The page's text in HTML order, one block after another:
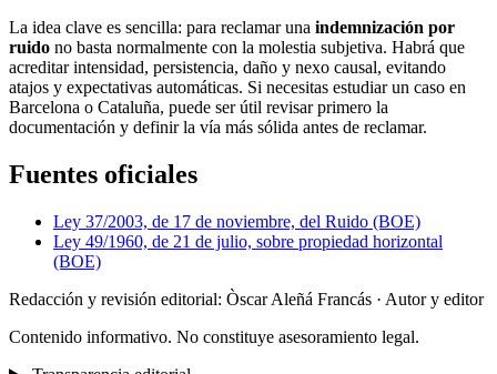
La idea clave es sencilla: para reclamar una indemnización por
ruido no basta normalmente con la molestia subjetiva. Habrá que
acreditar intensidad, persistencia, daño y nexo causal, evitando
atajos y expectativas automáticas. Si necesitas estudiar un caso en
Barcelona o Cataluña, puede ser útil revisar primero la
documentación y definir la vía más sólida antes de reclamar.
Fuentes oficiales
Ley 37/2003, de 17 de noviembre, del Ruido (BOE)
Ley 49/1960, de 21 de julio, sobre propiedad horizontal
(BOE)
Redacción y revisión editorial: Òscar Aleñá Francás · Autor y editor
Contenido informativo. No constituye asesoramiento legal.